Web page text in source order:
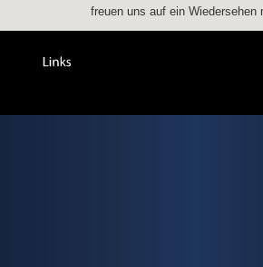
freuen uns auf ein